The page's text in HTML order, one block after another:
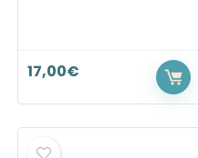
17,00€